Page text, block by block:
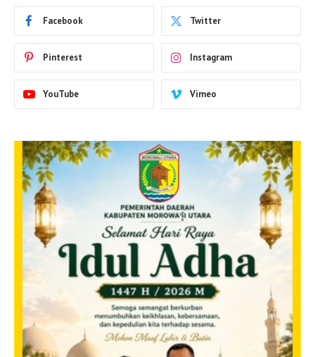
Facebook Twitter
Pinterest Instagram
YouTube Vimeo